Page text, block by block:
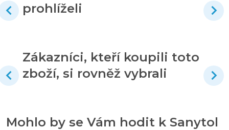
prohlíželi
Zákazníci, kteří koupili toto
zboží, si rovněž vybrali
Mohlo by se Vám hodit k Sanytol